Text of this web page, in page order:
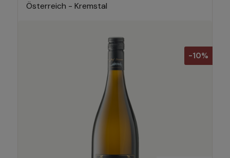
Österreich - Kremstal
-10%